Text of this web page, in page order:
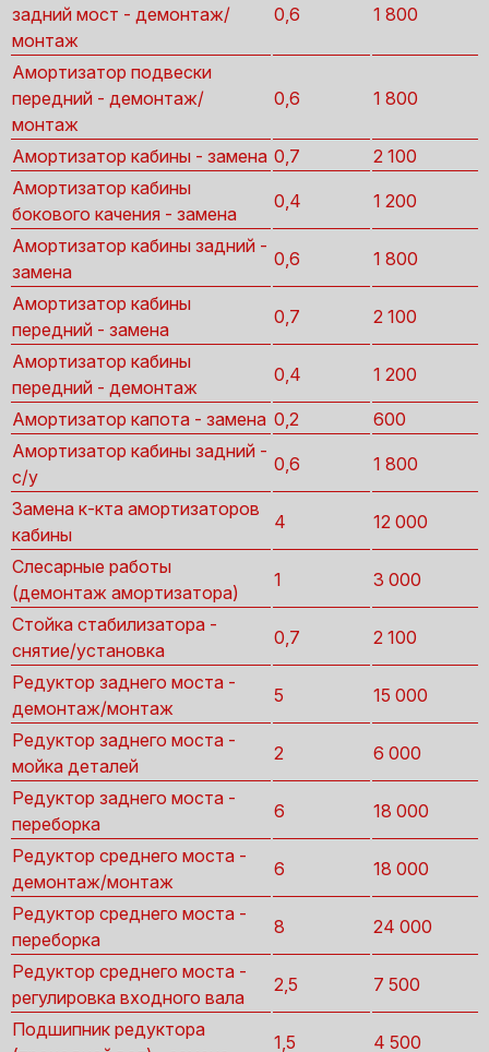
задний мост - демонтаж/
монтаж
0,6 1 800
Амортизатор подвески
передний - демонтаж/
монтаж
0,6 1 800
Амортизатор кабины - замена 0,7
2 100
Амортизатор кабины
бокового качения - замена
0,4 1 200
Амортизатор кабины задний -
замена
0,6 1 800
Амортизатор кабины
передний - замена
0,7 2 100
Амортизатор кабины
передний - демонтаж
0,4 1 200
Амортизатор капота - замена 0,2
600
Амортизатор кабины задний -
с/у
0,6 1 800
Замена к-кта амортизаторов
кабины
4 12 000
Слесарные работы
(демонтаж амортизатора)
1 3 000
Стойка стабилизатора -
снятие/установка
0,7 2 100
Редуктор заднего моста -
демонтаж/монтаж
5 15 000
Редуктор заднего моста -
мойка деталей
2 6 000
Редуктор заднего моста -
переборка
6 18 000
Редуктор среднего моста -
демонтаж/монтаж
6 18 000
Редуктор среднего моста -
переборка
8 24 000
Редуктор среднего моста -
регулировка входного вала
2,5 7 500
Подшипник редуктора
1,5 4 500